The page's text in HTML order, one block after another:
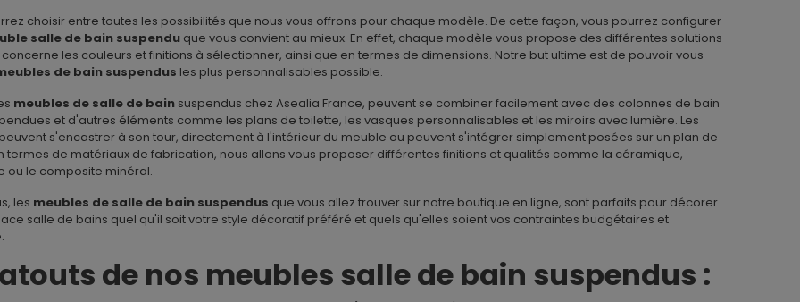
choisir entre toutes les possibilités que nous vous offrons pour chaque modèle. De cette façon, vous pourrez configurer
salle de bain suspendu que vous convient au mieux. En effet, chaque modèle vous propose des différentes solutions
les couleurs et finitions à sélectionner, ainsi que en termes de dimensions. Notre but ultime est de pouvoir vous
de bain suspendus les plus personnalisables possible.
meubles de salle de bain suspendus chez Asealia France, peuvent se combiner facilement avec des colonnes de bain
et d'autres éléments comme les plans de toilette, les vasques personnalisables et les miroirs avec lumière. Les
s'encastrer à son tour, directement à l'intérieur du meuble ou peuvent s'intégrer simplement posées sur un plan de
termes de matériaux de fabrication, nous allons vous proposer différentes finitions et qualités comme la céramique,
ou le composite minéral.
les meubles de salle de bain suspendus que vous allez trouver sur notre boutique en ligne, sont parfaits pour décorer
salle de bains quel qu'il soit votre style décoratif préféré et quels qu'elles soient vos contraintes budgétaires et
de nos meubles salle de bain suspendus :